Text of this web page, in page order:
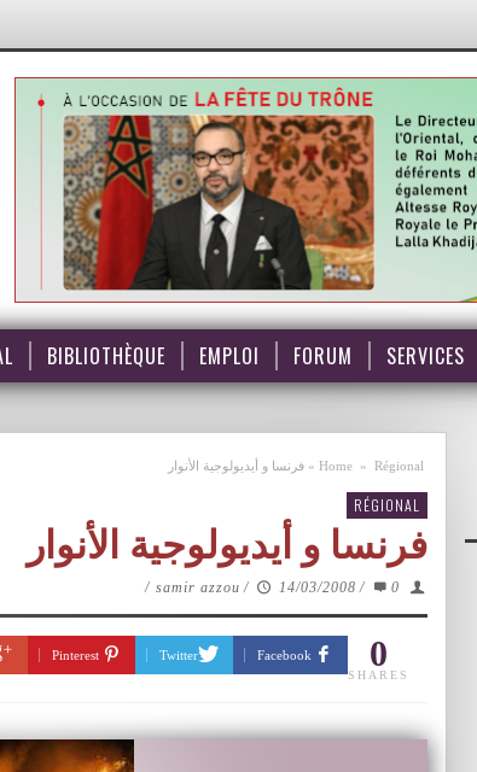
BIBLIOTHÈQUE EMPLOI FORUM SERVICES
Home » Régional
» فرنسا و أيديولوجية الأنوار
RÉGIONAL
فرنسا و أيديولوجية الأنوار
samir azzou / 14/03/2008 / 0
/
0
SHARES
Facebook
Twitter
Pinterest